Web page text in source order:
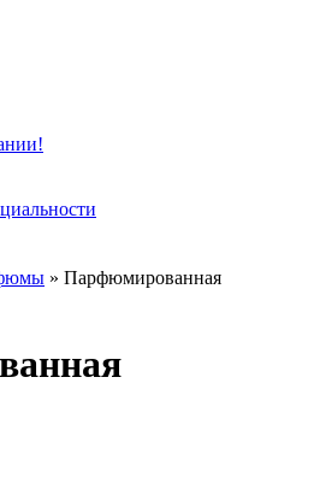
» Парфюмированная